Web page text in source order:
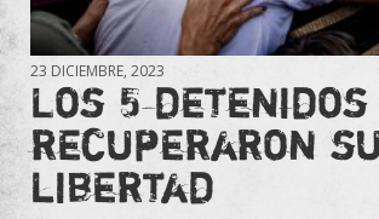
23 DICIEMBRE, 2023
Los 5 detenidos
recuperaron
libertad